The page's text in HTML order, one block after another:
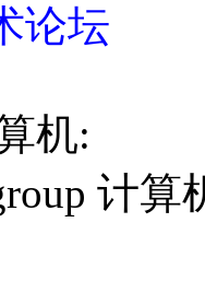
论坛
机:
计算